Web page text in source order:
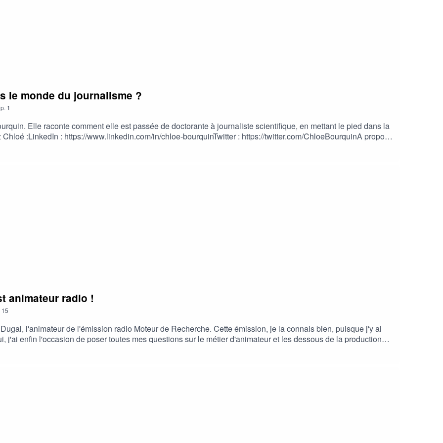
le monde du journalisme ?
1
Elle raconte comment elle est passée de doctorante à journaliste scientifique, en mettant le pied dans la
:LinkedIn : https://www.linkedin.com/in/chloe-bourquinTwitter : https://twitter.com/ChloeBourquinA propos
où on parle avec des personnes expertes de la vulgarisation scientifique. Ce podcast est animé par Viviane
vulgarisatrice — sur YouTube et ailleurs.
animateur radio !
15
l'animateur de l'émission radio Moteur de Recherche. Cette émission, je la connais bien, puisque j'y ai
j'ai enfin l'occasion de poser toutes mes questions sur le métier d'animateur et les dessous de la production
:LinkedIn : https://www.linkedin.com/in/matthieu-dugal-38b61260/Twitter :
https://www.instagram.com/matthieudugal/Ecoutez Moteur de Recherche :Toutes les émissions : https://ici.radio-
de-rechercheSpotify : https://open.spotify.com/show/2vHG9HylCEDeERyjsLhrb1Apple Podcasts :
de-recherche/id1436192624Twitter : https://twitter.com/RCMoteurA propos du podcast :En sci bons termes est
de la vulgarisation scientifique. Ce podcast est animé par Viviane Lalande, enseignante, formatrice et